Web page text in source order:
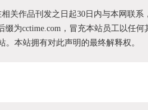
关作品刊发之日起30日内与本网联系
缀为cctime.com，冒充本站员工以任
。本站拥有对此声明的最终解释权。